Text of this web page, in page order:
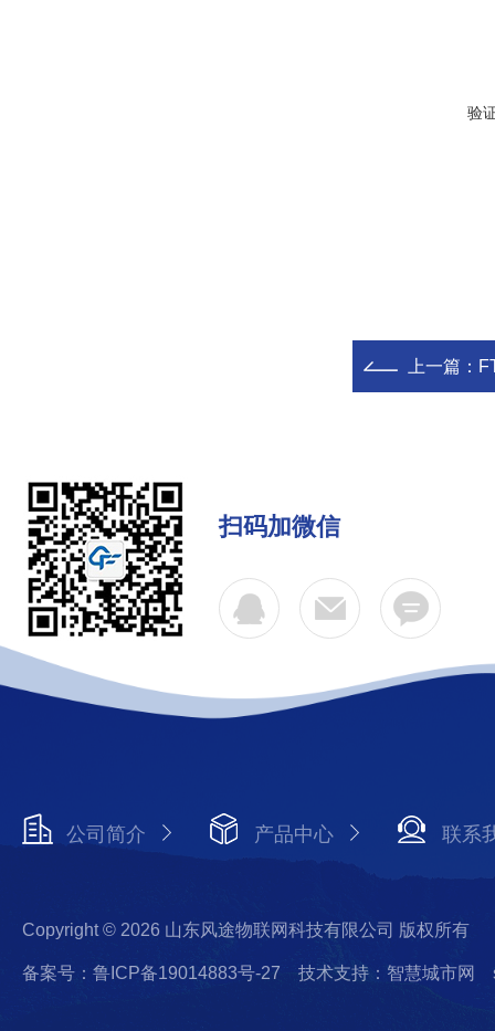
验
上一篇：
扫码加微信
公司简介 产品中心 联系
Copyright © 2026 山东风途物联网科技有限公司 版权所有
备案号：鲁ICP备19014883号-27 技术支持：智慧城市网